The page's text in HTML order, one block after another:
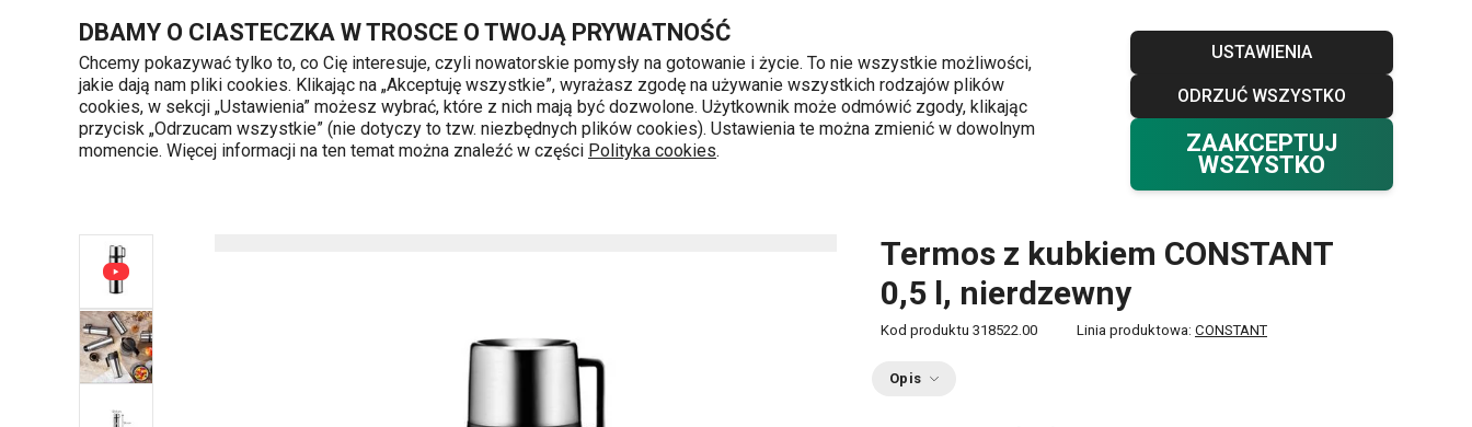
DBAMY O CIASTECZKA W TROSCE O TWOJĄ PRYWATNOŚĆ
Chcemy pokazywać tylko to, co Cię interesuje, czyli nowatorskie pomysły na gotowanie i życie. To nie wszystkie możliwości,
jakie dają nam pliki cookies. Klikając na „Akceptuję wszystkie”, wyrażasz zgodę na używanie wszystkich rodzajów plików
cookies, w sekcji „Ustawienia” możesz wybrać, które z nich mają być dozwolone. Użytkownik może odmówić zgody, klikając
przycisk „Odrzucam wszystkie” (nie dotyczy to tzw. niezbędnych plików cookies). Ustawienia te można zmienić w dowolnym
momencie. Więcej informacji na ten temat można znaleźć w części Polityka cookies.
USTAWIENIA
ODRZUĆ WSZYSTKO
ZAAKCEPTUJ
WSZYSTKO
Przejdź do głównej zawartości
Przejdź do wyszukiwania
Przejdź do nawigacji
Blog Klub TESCOMA Kontakt
Kategorie produktów 720 809 700
Poniedziałek - piątek od 8 do 16
Ulubione Zaloguj się
0 Twój koszyk
0,00 zł
Termos z kubkiem CONSTANT
0,5 l, nierdzewny
Kod produktu 318522.00 Linia produktowa: CONSTANT
Opis